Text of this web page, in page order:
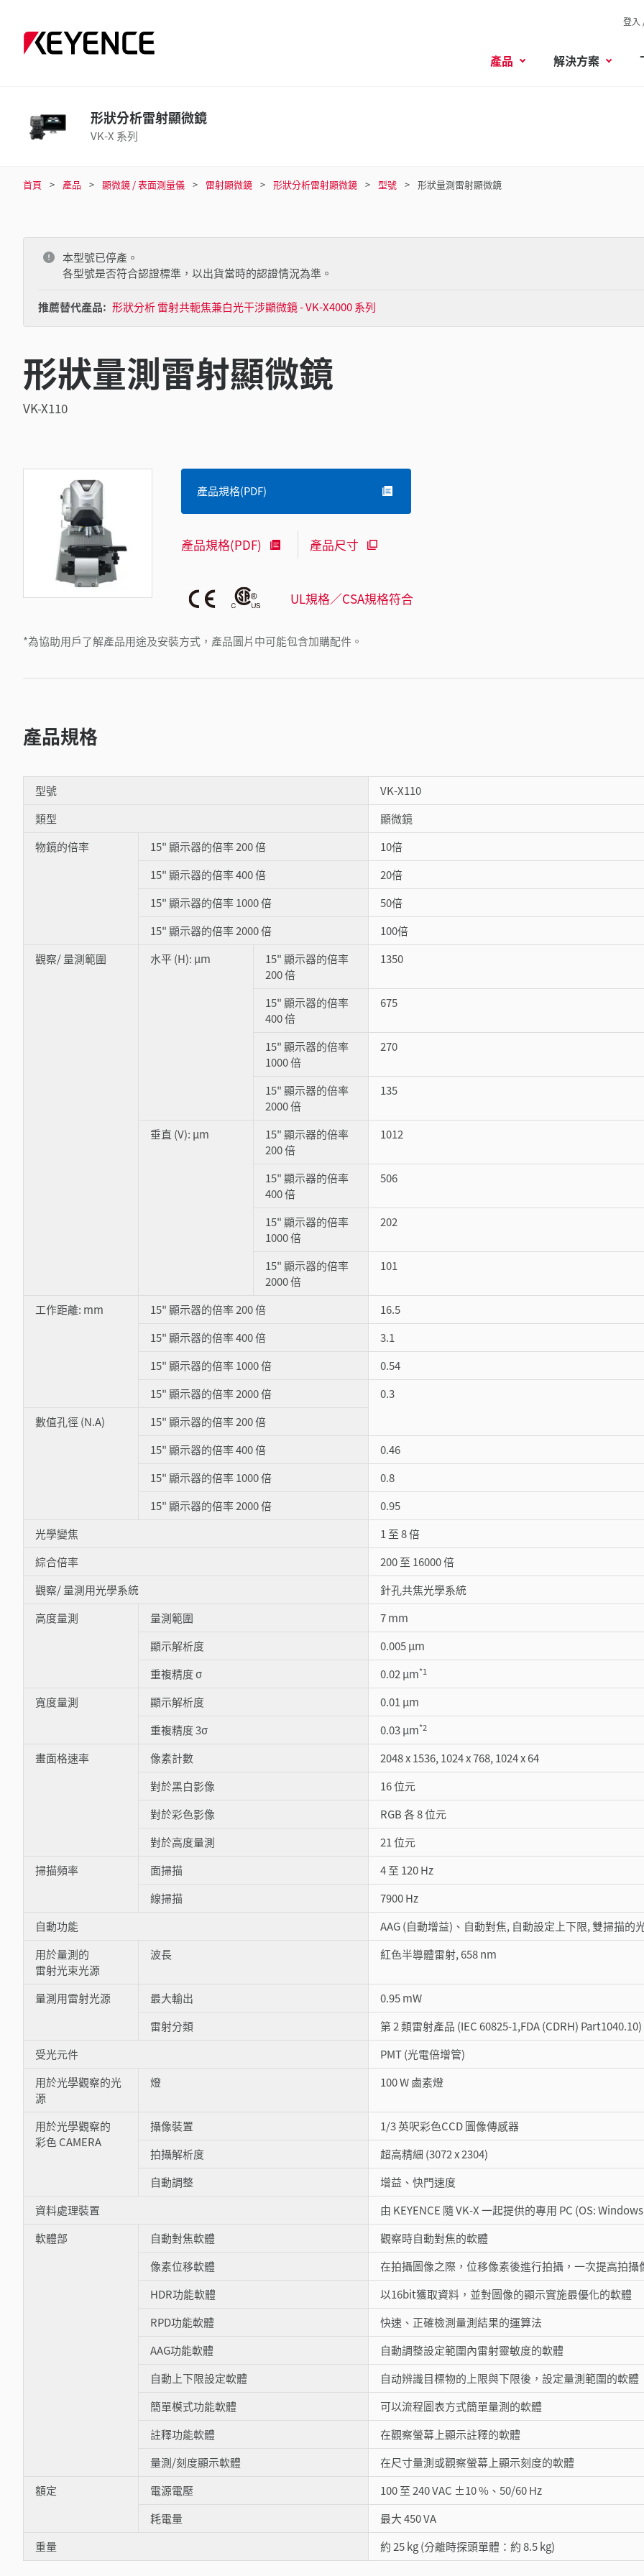
登入
產品 解決方案
形狀分析雷射顯微鏡
VK-X 系列
首頁 產品 顯微鏡 / 表面測量儀 雷射顯微鏡 形狀分析雷射顯微鏡 型號 形狀量測雷射顯微鏡
本型號已停產。
各型號是否符合認證標準，以出貨當時的認證情況為準。
推薦替代產品: 形狀分析 雷射共軛焦兼白光干涉顯微鏡 - VK-X4000 系列
形狀量測雷射顯微鏡
VK-X110
*為協助用戶了解產品用途及安裝方式，產品圖片中可能包含加購配件。
產品規格(PDF)
產品規格(PDF) 產品尺寸
UL規格／CSA規格符合
產品規格
型號
VK-X110
類型
顯微鏡
物鏡的倍率
15" 顯示器的倍率 200 倍
10倍
15" 顯示器的倍率 400 倍
20倍
15" 顯示器的倍率 1000 倍
50倍
15" 顯示器的倍率 2000 倍
100倍
觀察/ 量測範圍
水平 (H): μm
15" 顯示器的倍率
200 倍
1350
15" 顯示器的倍率
400 倍
675
15" 顯示器的倍率
1000 倍
270
15" 顯示器的倍率
2000 倍
135
垂直 (V): μm
15" 顯示器的倍率
200 倍
1012
15" 顯示器的倍率
400 倍
506
15" 顯示器的倍率
1000 倍
202
15" 顯示器的倍率
2000 倍
101
工作距離: mm 15" 顯示器的倍率 200 倍
16.5
15" 顯示器的倍率 400 倍
3.1
15" 顯示器的倍率 1000 倍
0.54
15" 顯示器的倍率 2000 倍
0.3
數值孔徑 (N.A)
15" 顯示器的倍率 200 倍
15" 顯示器的倍率 400 倍
0.46
15" 顯示器的倍率 1000 倍
0.8
15" 顯示器的倍率 2000 倍
0.95
光學變焦
1 至 8 倍
綜合倍率
200 至 16000 倍
觀察/ 量測用光學系統
針孔共焦光學系統
高度量測
量測範圍
7 mm
顯示解析度
0.005 µm
重複精度 σ
0.02 µm*1
寬度量測 顯示解析度
0.01 µm
重複精度 3σ
0.03 µm*2
畫面格速率 像素計數
2048 x 1536, 1024 x 768, 1024 x 64
對於黑白影像
16 位元
對於彩色影像
RGB 各 8 位元
對於高度量測
21 位元
掃描頻率
面掃描
4 至 120 Hz
線掃描
7900 Hz
自動功能
AAG (自動增益)、自動對焦, 自動設定上下限, 雙掃描的
用於量測的
雷射光束光源
波長 紅色半導體雷射, 658 nm
量測用雷射光源 最大輸出
0.95 mW
雷射分類
第 2 類雷射產品 (IEC 60825-1,FDA (CDRH) Part1040.10)
受光元件
PMT (光電倍增管)
用於光學觀察的光
源
燈 100 W 鹵素燈
用於光學觀察的
彩色 CAMERA
攝像裝置
1/3 英呎彩色CCD 圖像傳感器
拍攝解析度
超高精細 (3072 x 2304)
自動調整
增益、快門速度
資料處理裝置
由 KEYENCE 隨 VK-X 一起提供的專用 PC (OS:
軟體部
自動對焦軟體
觀察時自動對焦的軟體
像素位移軟體
在拍攝圖像之際，位移像素後進行拍攝，一次提高拍攝
HDR功能軟體
以16bit獲取資料，並對圖像的顯示實施最優化的軟體
RPD功能軟體
快速、正確檢測量測結果的運算法
AAG功能軟體
自動調整設定範圍內雷射靈敏度的軟體
自動上下限設定軟體
自动辨識目標物的上限與下限後，設定量測範圍的軟體
簡單模式功能軟體
可以流程圖表方式簡單量測的軟體
註釋功能軟體
在觀察螢幕上顯示註釋的軟體
量測/刻度顯示軟體
在尺寸量測或觀察螢幕上顯示刻度的軟體
額定
電源電壓
100 至 240 VAC ±10 %、50/60 Hz
耗電量
最大 450 VA
重量
約 25 kg (分離時探頭單體：約 8.5 kg)